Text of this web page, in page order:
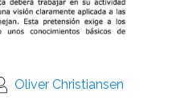
Oliver Christiansen